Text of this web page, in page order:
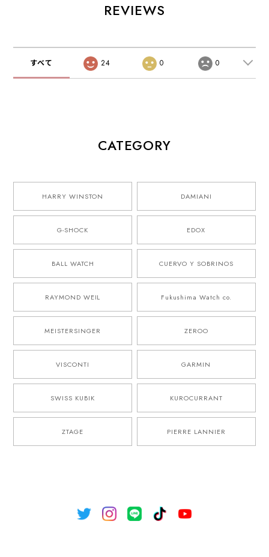
REVIEWS
すべて 24 0 0
CATEGORY
HARRY WINSTON DAMIANI
G-SHOCK EDOX
BALL WATCH CUERVO Y SOBRINOS
RAYMOND WEIL Fukushima Watch co.
MEISTERSINGER ZEROO
VISCONTI GARMIN
SWISS KUBIK KUROCURRANT
ZTAGE PIERRE LANNIER